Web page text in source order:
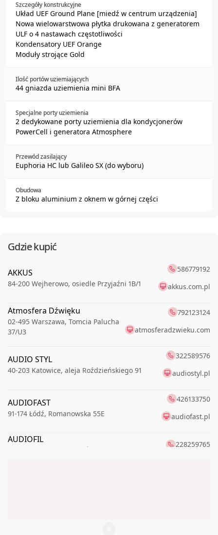
Szczegóły konstrukcyjne
Układ UEF Ground Plane [miedź w centrum urządzenia]
Nowa wielowarstwowa płytka drukowana z generatorem
ULF o 4 nastawach częstotliwości
Kondensatory UEF Orange
Moduły strojące Gold
Ilość portów uziemiających
44 gniazda uziemienia mini BFA
Specjalne porty uziemienia
2 dedykowane porty uziemienia dla kondycjonerów
PowerCell i generatora Atmosphere
Przewód zasilający
Euphoria HC lub Galileo SX (do wyboru)
Obudowa
Z bloku aluminium z oknem w górnej części
Gdzie kupić
AKKUS
84-200 Wejherowo, osiedle Przyjaźni 1B/1
586779192
akkus.com.pl
Atmosfera Dźwięku
02-495 Warszawa, Tomcia Palucha
37/U3
792123124
atmosferadzwieku.com
AUDIO STYL
40-203 Katowice, aleja Roździeńskiego 91
322589576
audiostyl.pl
AUDIOFAST
91-174 Łódź, Romanowska 55E
426133750
audiofast.pl
AUDIOFIL 228259765